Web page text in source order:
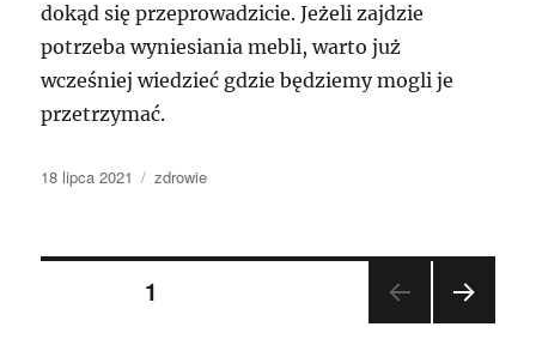
dokąd się przeprowadzicie. Jeżeli zajdzie
potrzeba wyniesiania mebli, warto już
wcześniej wiedzieć gdzie będziemy mogli je
przetrzymać.
Data
18 lipca 2021 Kategorie
zdrowie
Nawigacja
STRONA1